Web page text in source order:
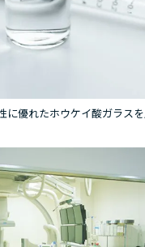
に優れたホウケイ酸ガラス